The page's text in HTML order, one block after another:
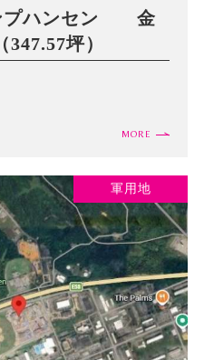
プハンセン 金
坪）
MORE
軍用地